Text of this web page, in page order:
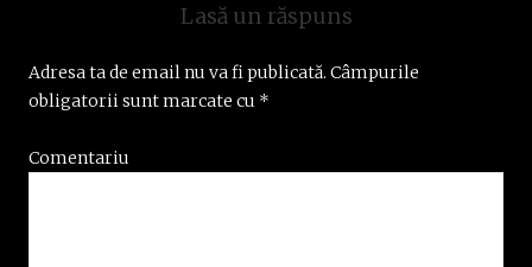
Lasă un răspuns
Adresa ta de email nu va fi publicată. Câmpurile
obligatorii sunt marcate cu *
Comentariu